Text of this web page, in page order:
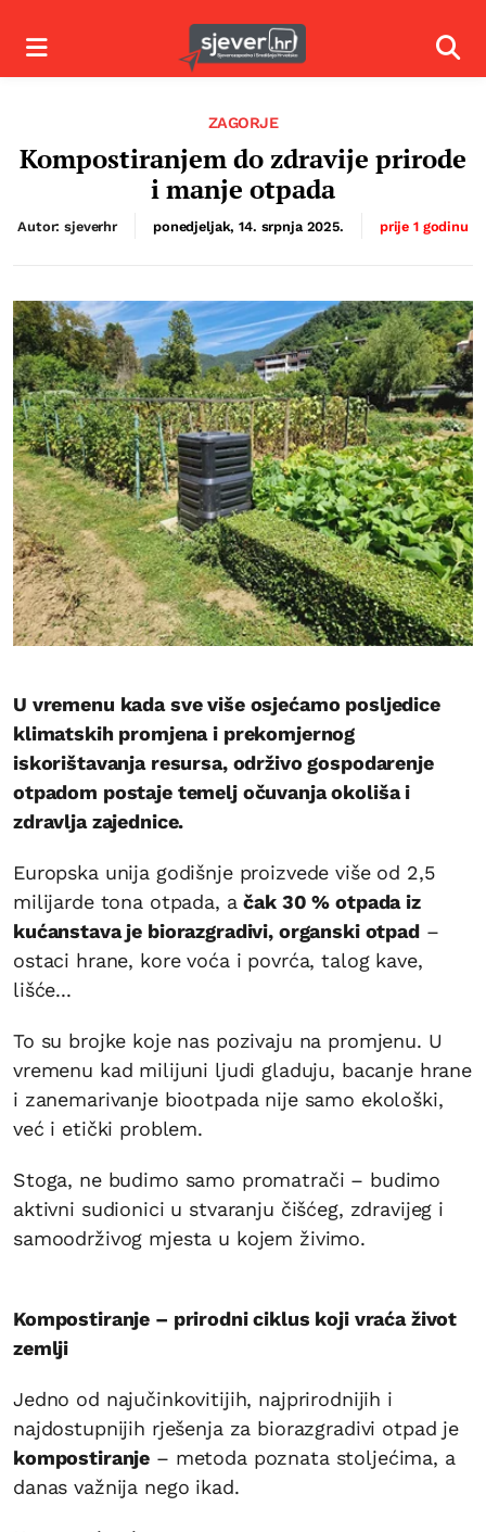
Izbornik
ZAGORJE
Kompostiranjem do zdravije prirode
i manje otpada
Autor: sjeverhr ponedjeljak, 14. srpnja 2025. prije 1 godinu
U vremenu kada sve više osjećamo posljedice
klimatskih promjena i prekomjernog
iskorištavanja resursa, održivo gospodarenje
otpadom postaje temelj očuvanja okoliša i
zdravlja zajednice.
Europska unija godišnje proizvede više od 2,5
milijarde tona otpada, ačak 30 % otpada iz
kućanstava je biorazgradivi, organski otpad–
ostaci hrane, kore voća i povrća, talog kave,
lišće...
To su brojke koje nas pozivaju na promjenu. U
vremenu kad milijuni ljudi gladuju, bacanje hrane
i zanemarivanje biootpada nije samo ekološki,
već i etički problem.
Stoga, ne budimo samo promatrači – budimo
aktivni sudionici u stvaranju čišćeg, zdravijeg i
samoodrživog mjesta u kojem živimo.
Kompostiranje – prirodni ciklus koji vraća život
zemlji
Jedno od najučinkovitijih, najprirodnijih i
najdostupnijih rješenja za biorazgradivi otpad je
kompostiranje – metoda poznata stoljećima, a
danas važnija nego ikad.